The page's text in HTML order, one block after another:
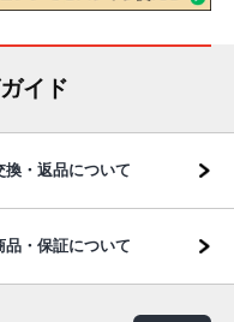
イド
換・返品について
品・保証について